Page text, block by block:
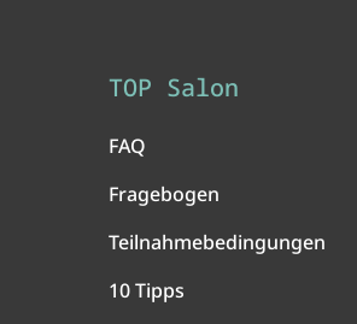
TOP Salon
FAQ
Fragebogen
Teilnahmebedingungen
10 Tipps